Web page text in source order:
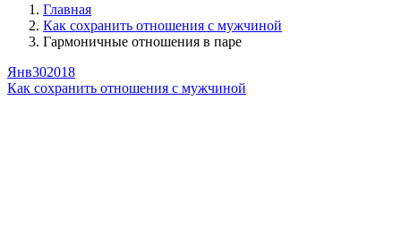
Главная
Как сохранить отношения с мужчиной
Гармоничные отношения в паре
Янв302018
Как сохранить отношения с мужчиной